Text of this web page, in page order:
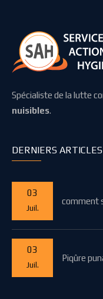
Spécialiste de la lutte
nuisibles.
DERNIERS ARTICLES
03
Juil.
comment
03
Juil.
Piqûre